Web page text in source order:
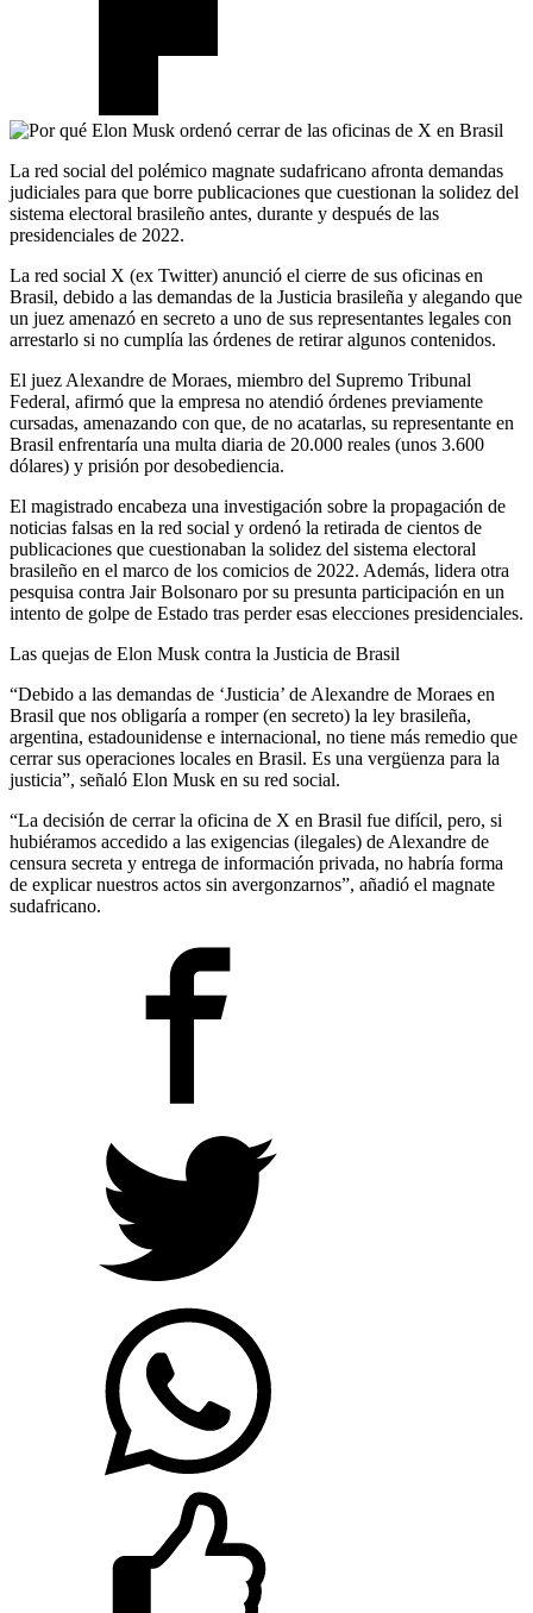
La red social del polémico magnate sudafricano afronta demandas
judiciales para que borre publicaciones que cuestionan la solidez del
sistema electoral brasileño antes, durante y después de las
presidenciales de 2022.
La red social X (ex Twitter) anunció el cierre de sus oficinas en
Brasil, debido a las demandas de la Justicia brasileña y alegando que
un juez amenazó en secreto a uno de sus representantes legales con
arrestarlo si no cumplía las órdenes de retirar algunos contenidos.
El juez Alexandre de Moraes, miembro del Supremo Tribunal
Federal, afirmó que la empresa no atendió órdenes previamente
cursadas, amenazando con que, de no acatarlas, su representante en
Brasil enfrentaría una multa diaria de 20.000 reales (unos 3.600
dólares) y prisión por desobediencia.
El magistrado encabeza una investigación sobre la propagación de
noticias falsas en la red social y ordenó la retirada de cientos de
publicaciones que cuestionaban la solidez del sistema electoral
brasileño en el marco de los comicios de 2022. Además, lidera otra
pesquisa contra Jair Bolsonaro por su presunta participación en un
intento de golpe de Estado tras perder esas elecciones presidenciales.
Las quejas de Elon Musk contra la Justicia de Brasil
“Debido a las demandas de ‘Justicia’ de Alexandre de Moraes en
Brasil que nos obligaría a romper (en secreto) la ley brasileña,
argentina, estadounidense e internacional, no tiene más remedio que
cerrar sus operaciones locales en Brasil. Es una vergüenza para la
justicia”, señaló Elon Musk en su red social.
“La decisión de cerrar la oficina de X en Brasil fue difícil, pero, si
hubiéramos accedido a las exigencias (ilegales) de Alexandre de
censura secreta y entrega de información privada, no habría forma
de explicar nuestros actos sin avergonzarnos”, añadió el magnate
sudafricano.